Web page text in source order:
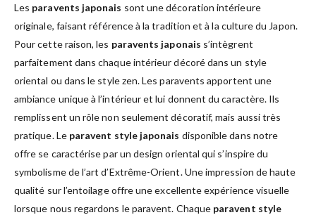
Les paravents japonais sont une décoration intérieure
originale, faisant référence à la tradition et à la culture du Japon.
Pour cette raison, les paravents japonais s’intègrent
parfaitement dans chaque intérieur décoré dans un style
oriental ou dans le style zen. Les paravents apportent une
ambiance unique à l’intérieur et lui donnent du caractère. Ils
remplissent un rôle non seulement décoratif, mais aussi très
pratique. Le paravent style japonais disponible dans notre
offre se caractérise par un design oriental qui s’inspire du
symbolisme de l’art d’Extrême-Orient. Une impression de haute
qualité sur l’entoilage offre une excellente expérience visuelle
lorsque nous regardons le paravent. Chaque paravent style